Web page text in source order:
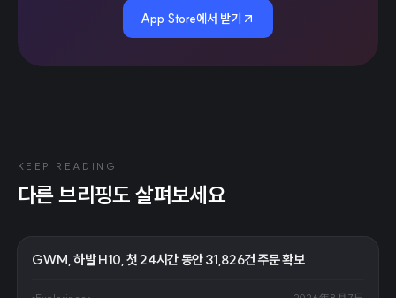
App Store에서 받기
KEEP READING
다른 브리핑도 살펴보세요
GWM, 하발 H10, 첫 24시간 동안 31,826건 주문 확보